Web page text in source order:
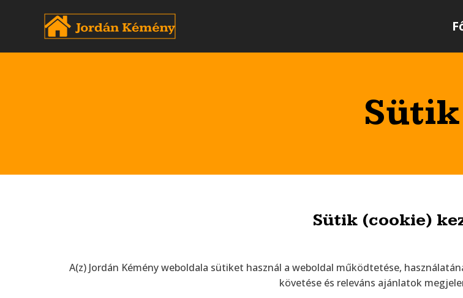
Sütik
Sütik (cookie)
A(z) Jordán Kémény weboldala sütiket használ a weboldal működtetése,
követése és releváns ajánlatok